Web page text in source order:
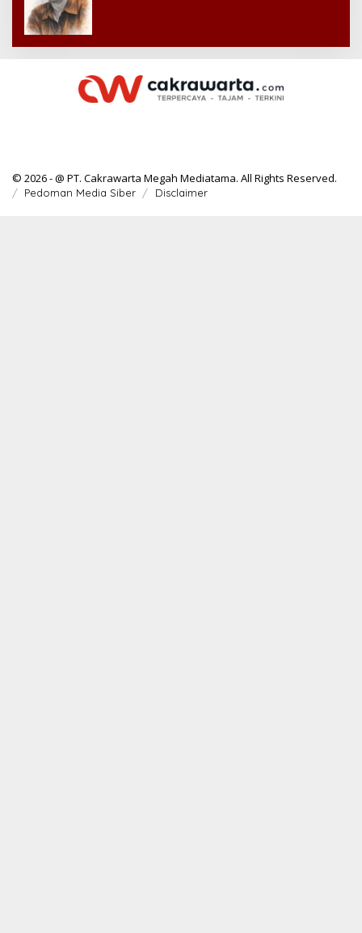
© 2026 - @ PT. Cakrawarta Megah Mediatama. All Rights Reserved.
Pedoman Media Siber Disclaimer